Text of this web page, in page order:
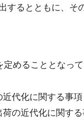
するとともに、そ
めることとなって
代化に関する事項
の近代化に関す